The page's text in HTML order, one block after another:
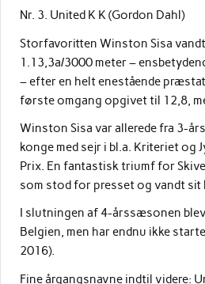
Nr. 3. United K K (Gordon Dahl)
Storfavoritten Winston Sisa
1.13,3a/3000 meter –
– efter en helt enestående
første omgang opgivet til 12,8,
Winston Sisa var allerede fra 3-
konge med sejr i bl.a. Kriteriet og
Prix. En fantastisk triumf for
som stod for presset og vandt sit
I slutningen af 4-årssæsonen
Belgien, men har endnu ikke
2016).
Fine årgangsnavne indtil videre: